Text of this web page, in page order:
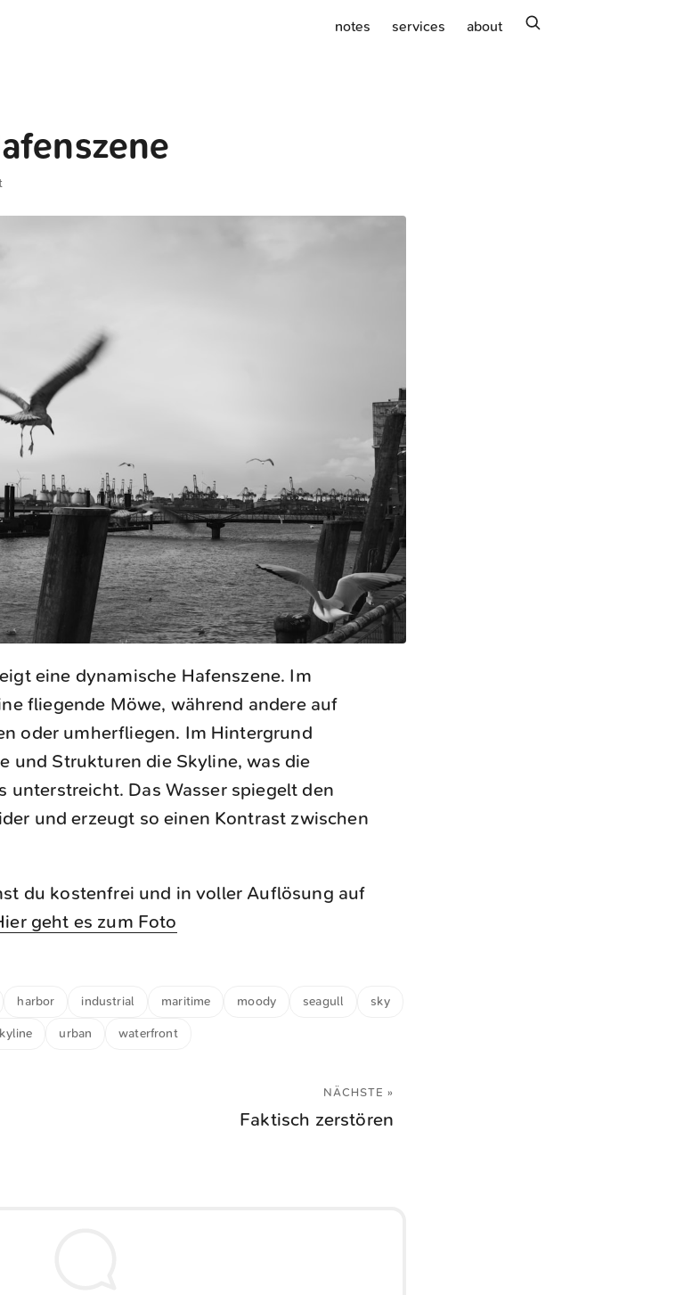
notes services about
eine dynamische Hafenszene. Im
fliegende Möwe, während andere auf
oder umherfliegen. Im Hintergrund
und Strukturen die Skyline, was die
unterstreicht. Das Wasser spiegelt den
und erzeugt so einen Kontrast zwischen
du kostenfrei und in voller Auflösung auf
geht es zum Foto
harbor industrial maritime moody seagull sky
urban waterfront
NÄCHSTE »
Faktisch zerstören